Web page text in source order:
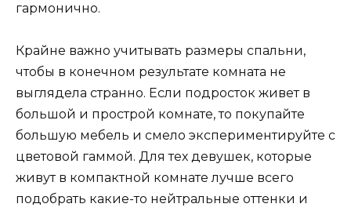
гармонично.
Крайне важно учитывать размеры спальни,
чтобы в конечном результате комната не
выглядела странно. Если подросток живет в
большой и прострой комнате, то покупайте
большую мебель и смело экспериментируйте с
цветовой гаммой. Для тех девушек, которые
живут в компактной комнате лучше всего
подобрать какие-то нейтральные оттенки и